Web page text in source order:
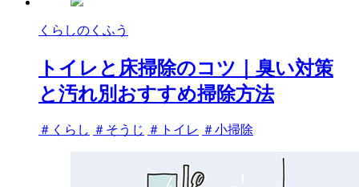
くらしのくふう
トイレと床掃除のコツ｜臭い対策
と汚れ別おすすめ掃除方法
タ
＃くらし ＃そうじ ＃トイレ ＃小掃除